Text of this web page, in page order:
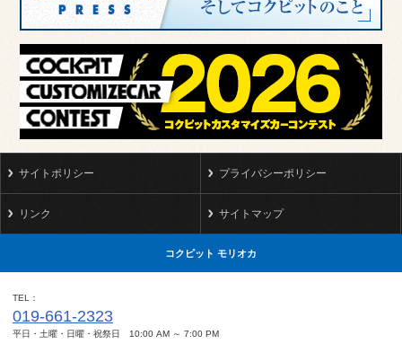
サイトポリシー プライバシーポリシー
リンク サイトマップ
コクピット モリオカ
TEL
019-661-2323
平日・土曜・日曜・祝祭日 10:00 AM ～ 7:00 PM